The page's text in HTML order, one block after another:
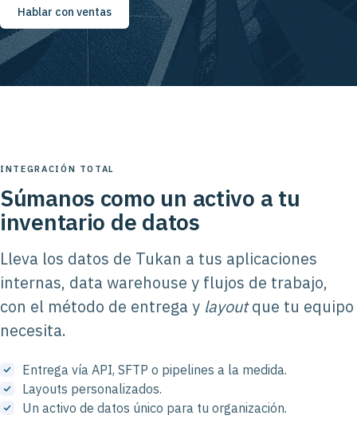
Hablar con ventas
INTEGRACIÓN TOTAL
Súmanos como un activo a tu
inventario de datos
Lleva los datos de Tukan a tus aplicaciones
internas, data warehouse y flujos de trabajo,
con el método de entrega y layoutque tu equipo
necesita.
Entrega vía API, SFTP o pipelines a la medida.
Layouts personalizados.
Un activo de datos único para tu organización.